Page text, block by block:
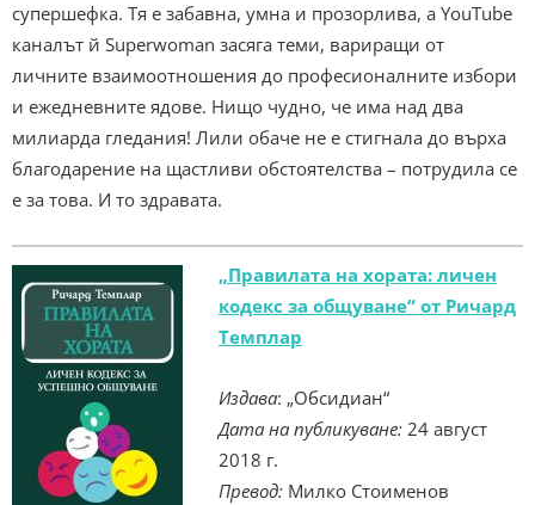
супершефка. Тя е забавна, умна и прозорлива, a YouTube
каналът й Superwoman засяга теми, вариращи от
личните взаимоотношения до професионалните избори
и ежедневните ядове. Нищо чудно, че има над два
милиарда гледания! Лили обаче не е стигнала до върха
благодарение на щастливи обстоятелства – потрудила се
е за това. И то здравата.
„Правилата на хората: личен
кодекс за общуване“ от Ричард
Темплар
Издава: „Обсидиан“
Дата на публикуване: 24 август
2018 г.
Превод: Милко Стоименов